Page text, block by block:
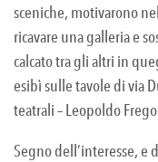
sceniche, motivarono
ricavare una galleria e
calcato tra gli altri in
esibì sulle tavole di via
teatrali – Leopoldo
Segno dell’interesse,